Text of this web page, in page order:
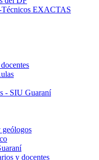
EXACTAS
- SIU Guaraní
y docentes